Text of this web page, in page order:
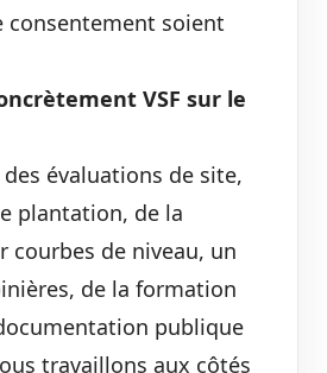
consentement soient
VSF sur le
des évaluations de site,
plantation, de la
courbes de niveau, un
de la formation
publique
travaillons aux côtés